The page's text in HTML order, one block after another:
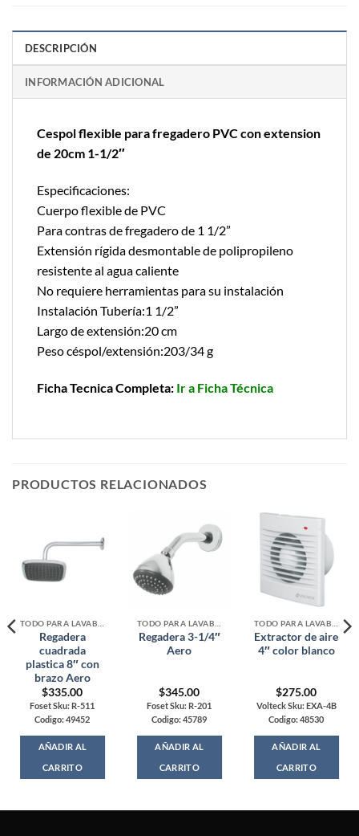
DESCRIPCIÓN
INFORMACIÓN ADICIONAL
Cespol flexible para fregadero PVC con extension
de 20cm 1-1/2″
Especificaciones:
Cuerpo flexible de PVC
Para contras de fregadero de 1 1/2”
Extensión rígida desmontable de polipropileno
resistente al agua caliente
No requiere herramientas para su instalación
Instalación Tubería:1 1/2”
Largo de extensión:20 cm
Peso céspol/extensión:203/34 g
Ficha Tecnica Completa: Ir a Ficha Técnica
PRODUCTOS RELACIONADOS
Regadera
cuadrada
plastica 8″ con
brazo Aero
$335.00
Foset Sku: R-511
Codigo: 49452
AÑADIR AL
CARRITO
Regadera 3-1/4″
Aero
$345.00
Foset Sku: R-201
Codigo: 45789
AÑADIR AL
CARRITO
Extractor de aire
4″ color blanco
$275.00
Volteck Sku: EXA-4B
Codigo: 48530
AÑADIR AL
CARRITO